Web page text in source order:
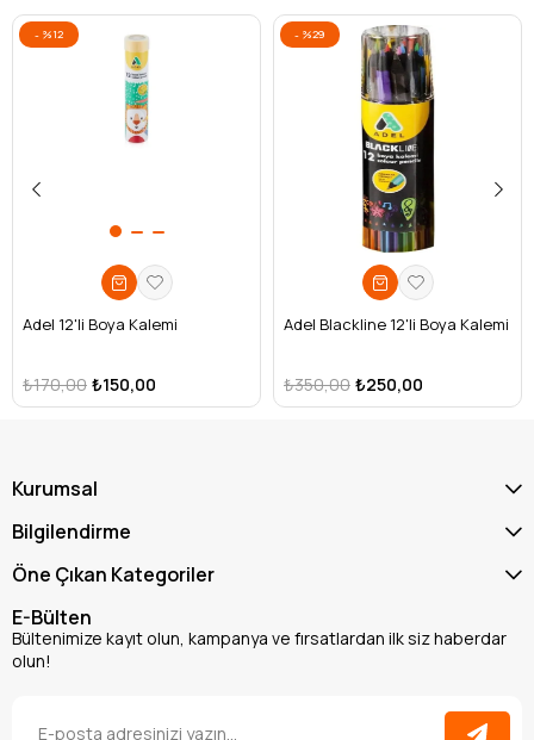
Adel 12'li Boya Kalemi
₺150,00
₺170,00
%12
Adel Blackline 12'li Boya Kalemi
₺250,00
₺350,00
%29
Kurumsal
Bilgilendirme
Öne Çıkan Kategoriler
E-Bülten
Bültenimize kayıt olun, kampanya ve fırsatlardan ilk siz haberdar
olun!